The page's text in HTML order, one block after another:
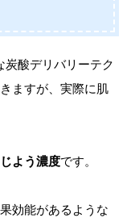
炭酸デリバリーテク
ますが、実際に肌
よう濃度です。
効能があるような